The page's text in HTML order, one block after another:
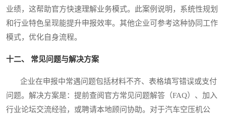
业绩，这帮助官方快速理解业务模式。此案例说明，系统性规划
和行业特色呈现能提升申报效率。其他企业可参考这种协同工作
模式，优化自身流程。
十二、 常见问题与解决方案
企业在申报中常遇问题包括材料不齐、表格填写错误或支付
问题。解决方案是：提前查阅官方常见问题解答（FAQ）、加入
行业论坛交流经验，或聘请本地顾问协助。对于汽车空压机公